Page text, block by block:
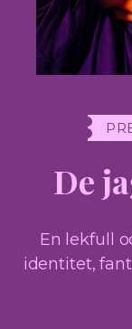
De
En lekfull
identitet,